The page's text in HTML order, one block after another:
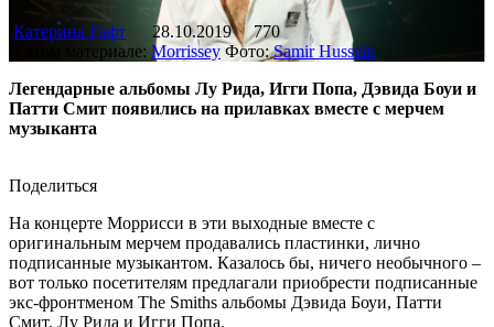
Катерина Гафт 28.10.2019
770
В этом материале: Morrissey Фото:Samir Hussein
Легендарные альбомы Лу Рида, Игги Попа, Дэвида Боуи и
Патти Смит появились на прилавках вместе с мерчем
музыканта
Поделиться
На концерте Моррисси в эти выходные вместе с
оригинальным мерчем продавались пластинки, лично
подписанные музыкантом. Казалось бы, ничего необычного –
вот только посетителям предлагали приобрести подписанные
экс-фронтменом The Smiths альбомы Дэвида Боуи, Патти
Смит, Лу Рида и Игги Попа.